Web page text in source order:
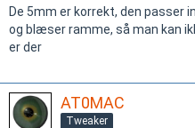
De 5mm er korrekt, den
og blæser ramme, så man kan
er der
AT0MAC
Tweaker